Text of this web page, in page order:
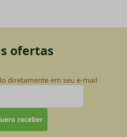
ofertas
diretamente em seu e-mail
receber